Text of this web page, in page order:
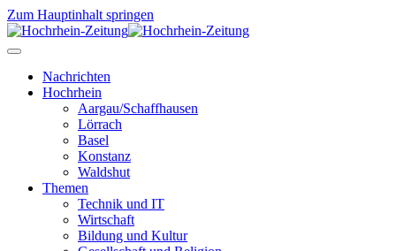
Zum Hauptinhalt springen
Nachrichten
Hochrhein
Aargau/Schaffhausen
Lörrach
Basel
Konstanz
Waldshut
Themen
Technik und IT
Wirtschaft
Bildung und Kultur